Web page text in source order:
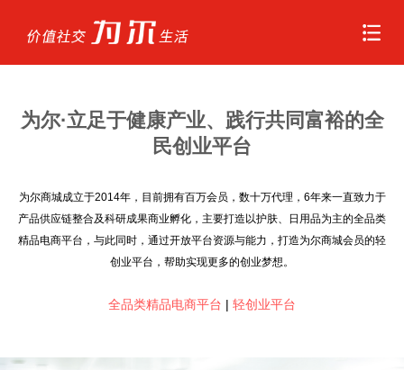
新闻中心
明星产品
联系我们
为尔·立足于健康产业、践行共同富裕的全
民创业平台
为尔商城成立于2014年，目前拥有百万会员，数十万代理，6年来一直致力于
产品供应链整合及科研成果商业孵化，主要打造以护肤、日用品为主的全品类
精品电商平台，与此同时，通过开放平台资源与能力，打造为尔商城会员的轻
创业平台，帮助实现更多的创业梦想。
全品类精品电商平台 | 轻创业平台